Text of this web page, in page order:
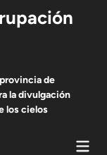
de
la divulgación
los cielos